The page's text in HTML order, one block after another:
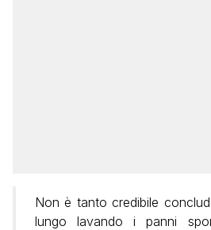
Non è tanto credibile
lungo lavando i panni